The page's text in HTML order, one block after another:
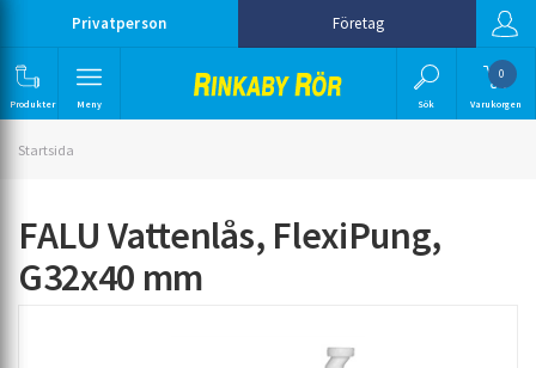
Privatperson Företag
Produkter Meny Sök
0
Varukorgen
Startsida
FALU Vattenlås, FlexiPung,
G32x40 mm